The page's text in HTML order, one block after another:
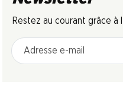
Restez au courant grâce
Adresse e-mail